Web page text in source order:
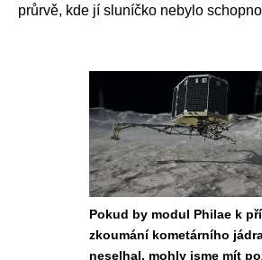
průrvě, kde jí sluníčko nebylo
Pokud by modul Philae k
zkoumání kometárního
neselhal, mohly jsme mít